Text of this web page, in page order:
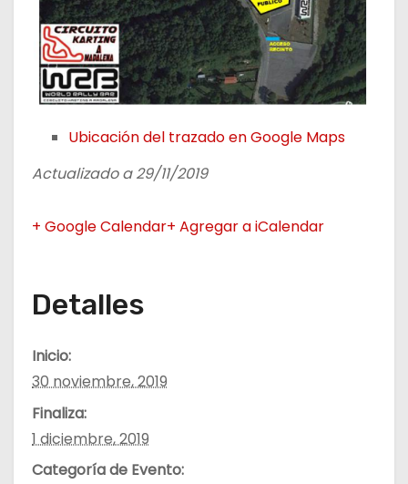
Ubicación del trazado en Google Maps
Actualizado a 29/11/2019
+ Google Calendar+ Agregar a iCalendar
Detalles
Inicio:
30 noviembre, 2019
Finaliza:
1 diciembre, 2019
Categoría de Evento: